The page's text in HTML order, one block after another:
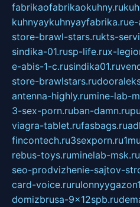
fabrikaofabrikaokuhny.ru
kuhnyaykuhnyayfabrika.rue-
store-brawl-stars.rukts-
sindika-01.rusp-life.rux-
e-abis-1-c.rusindika01.ru
store-brawlstars.ru
antenna-highly.rumine-lab-
3-sex-porn.ruban-damn.ru
viagra-tablet.rufasbags.ru
fincontech.ru3sexporn.ru
rebus-toys.ruminelab-msk.ru
seo-prodvizhenie-sajtov-
card-voice.ru
domizbrusa-9x12spb.ru